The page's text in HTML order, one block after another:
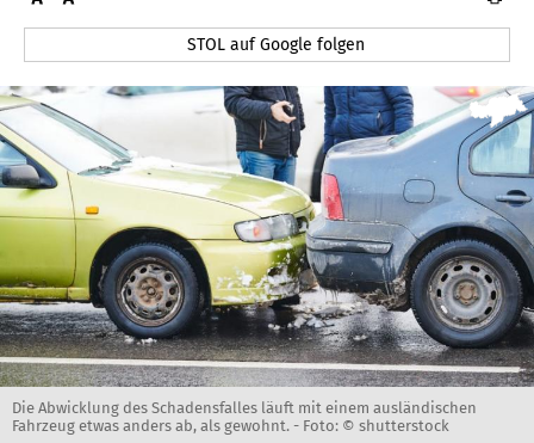
STOL auf Google folgen
Die Abwicklung des Schadensfalles läuft mit einem ausländischen
Fahrzeug etwas anders ab, als gewohnt. - Foto: © shutterstock